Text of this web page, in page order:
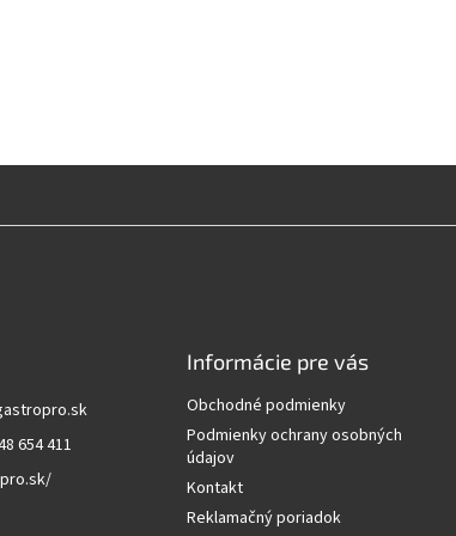
654 411
Informácie pre vás
Obchodné podmienky
Podmienky ochrany osobných
údajov
Kontakt
Reklamačný poriadok